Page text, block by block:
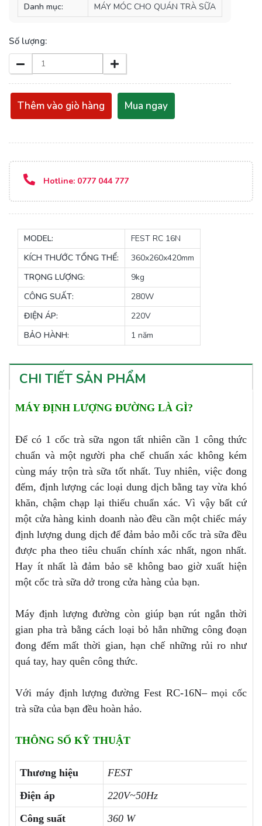
Danh mục:
MÁY MÓC CHO QUÁN TRÀ SỮA
Số lượng:
Thêm vào giò hàng Mua ngay
Hotline: 0777 044 777
MODEL:
FEST RC 16N
KÍCH THƯỚC TỔNG THỂ:
360x260x420mm
TRỌNG LƯỢNG:
9kg
CÔNG SUẤT:
280W
ĐIỆN ÁP:
220V
BẢO HÀNH:
1 năm
CHI TIẾT SẢN PHẨM
MÁY ĐỊNH LƯỢNG ĐƯỜNG LÀ GÌ?
Để có 1 cốc trà sữa ngon tất nhiên cần 1 công thức
chuẩn và một người pha chế chuẩn xác không kém
cùng máy trộn trà sữa tốt nhất. Tuy nhiên, việc đong
đếm, định lượng các loại dung dịch bằng tay vừa khó
khăn, chậm chạp lại thiếu chuẩn xác. Vì vậy bất cứ
một cửa hàng kinh doanh nào đều cần một chiếc máy
định lượng dung dịch để đảm bảo mỗi cốc trà sữa đều
được pha theo tiêu chuẩn chính xác nhất, ngon nhất.
Hay ít nhất là đảm bảo sẽ không bao giờ xuất hiện
một cốc trà sữa dở trong cửa hàng của bạn.
Máy định lượng đường còn giúp bạn rút ngắn thời
gian pha trà bằng cách loại bỏ hẳn những công đoạn
đong đếm mất thời gian, hạn chế những rủi ro như
quá tay, hay quên công thức.
Với máy định lượng đường Fest RC-16N– mọi cốc
trà sữa của bạn đều hoàn hảo.
THÔNG SỐ KỸ THUẬT
Thương hiệu
FEST
Điện áp
220V~50Hz
Công suất
360 W